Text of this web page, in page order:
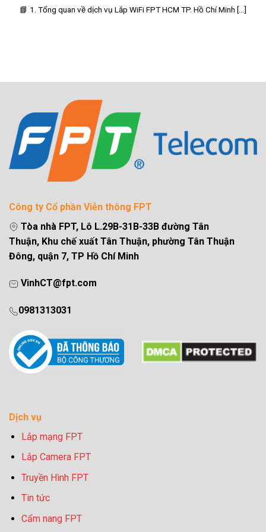
📘 1. Tổng quan về dịch vụ Lắp WiFi FPT HCM TP. Hồ Chí Minh [...]
Công ty Cổ phần Viễn thông FPT
Tòa nhà FPT, Lô L.29B-31B-33B đường Tân
Thuận, Khu chế xuất Tân Thuận, phường Tân Thuận
Đông, quận 7, TP Hồ Chí Minh
VinhCT@fpt.com
0981313031
Dịch vụ
Lắp mạng FPT
Lắp Camera FPT
Truyền Hình FPT
Tin tức
Cẩm nang FPT